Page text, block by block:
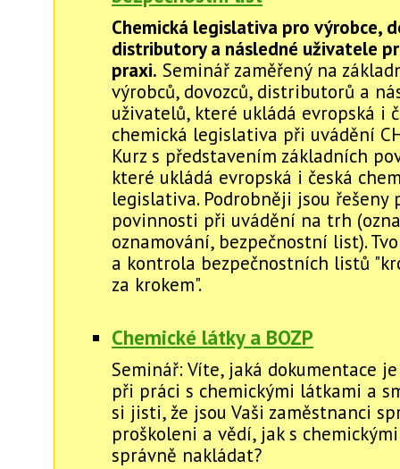
Chemická legislativa pro výrobce,
distributory a následné uživatele
praxi. Seminář zaměřený na
výrobců, dovozců, distributorů a
uživatelů, které ukládá evropská i
chemická legislativa při uvádění
Kurz s představením základních
které ukládá evropská i česká
legislativa. Podrobněji jsou řešeny
povinnosti při uvádění na trh
oznamování, bezpečnostní list).
a kontrola bezpečnostních listů
za krokem".
Chemické látky a BOZP
Seminář: Víte, jaká dokumentace
při práci s chemickými látkami a
si jisti, že jsou Vaši zaměstnanci
proškoleni a vědí, jak s
správně nakládat?